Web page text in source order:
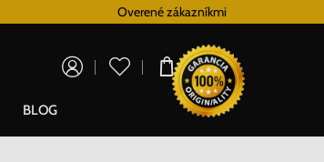
Overené zákazníkmi
0,00 €
BLOG